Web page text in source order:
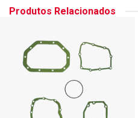
Produtos Relacionados